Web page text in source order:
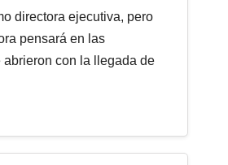
directora ejecutiva, pero
pensará en las
con la llegada de